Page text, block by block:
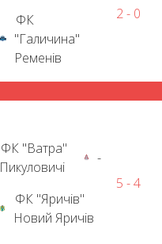
ФК
"Галичина"
Ременів
2 - 0
ФК "Ватра"
Пикуловичі
-
ФК "Яричів"
Новий Яричів
5 - 4